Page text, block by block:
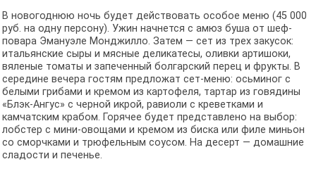
В новогоднюю ночь будет действовать особое меню (45 000
руб. на одну персону). Ужин начнется с амюз буша от шеф-
повара Эмануэле Монджилло. Затем — сет из трех закусок:
итальянские сыры и мясные деликатесы, оливки артишоки,
вяленые томаты и запеченный болгарский перец и фрукты. В
середине вечера гостям предложат сет-меню: осьминог с
белыми грибами и кремом из картофеля, тартар из говядины
«Блэк-Ангус» с черной икрой, равиоли с креветками и
камчатским крабом. Горячее будет представлено на выбор:
лобстер с мини-овощами и кремом из биска или филе миньон
со сморчками и трюфельным соусом. На десерт — домашние
сладости и печенье.